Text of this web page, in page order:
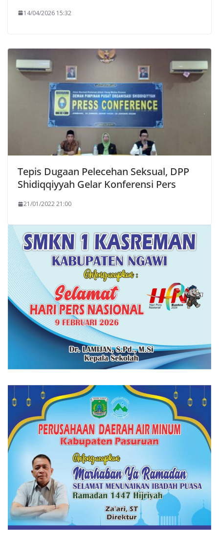
14/04/2026 15:32
Tepis Dugaan Pelecehan Seksual, DPP
Shidiqqiyyah Gelar Konferensi Pers
21/01/2022 21:00